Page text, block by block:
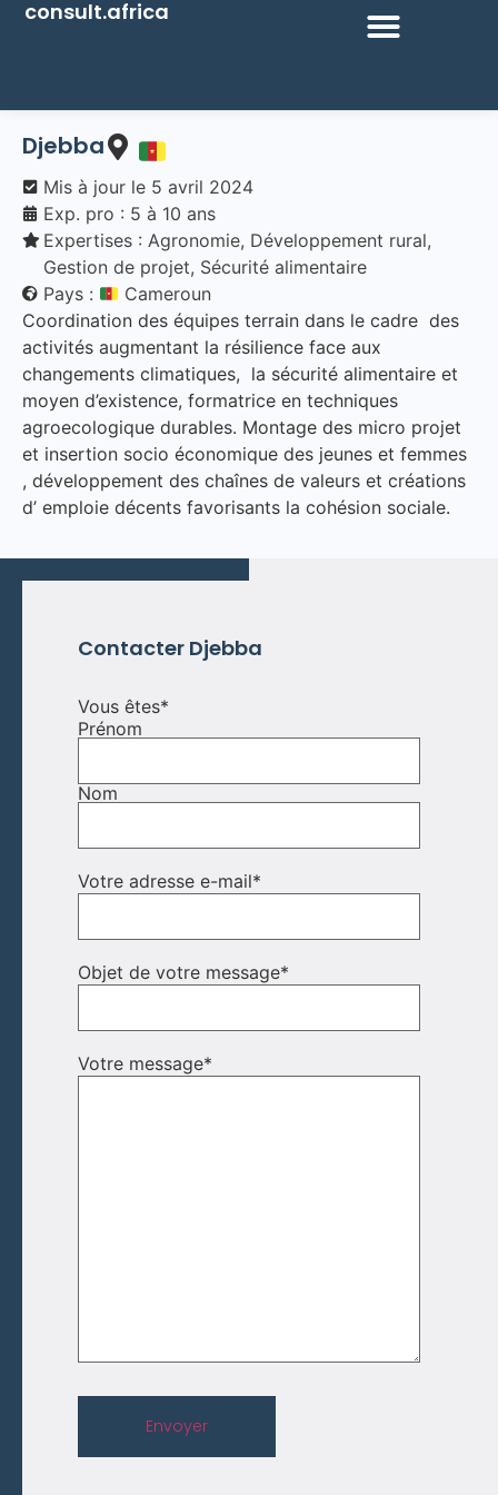
consult.africa
Djebba
Mis à jour le 5 avril 2024
Exp. pro : 5 à 10 ans
Expertises : Agronomie, Développement rural,
Gestion de projet, Sécurité alimentaire
Pays :
Cameroun
Coordination des équipes terrain dans le cadre des
activités augmentant la résilience face aux
changements climatiques, la sécurité alimentaire et
moyen d’existence, formatrice en techniques
agroecologique durables. Montage des micro projet
et insertion socio économique des jeunes et femmes
, développement des chaînes de valeurs et créations
d’ emploie décents favorisants la cohésion sociale.
Contacter Djebba
Vous êtes*
Prénom
Nom
Votre adresse e-mail*
Objet de votre message*
Votre message*
Envoyer